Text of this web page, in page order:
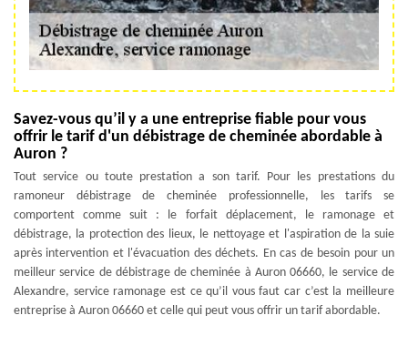
Savez-vous qu’il y a une entreprise fiable pour vous
offrir le tarif d'un débistrage de cheminée abordable à
Auron ?
Tout service ou toute prestation a son tarif. Pour les prestations du
ramoneur débistrage de cheminée professionnelle, les tarifs se
comportent comme suit : le forfait déplacement, le ramonage et
débistrage, la protection des lieux, le nettoyage et l'aspiration de la suie
après intervention et l'évacuation des déchets. En cas de besoin pour un
meilleur service de débistrage de cheminée à Auron 06660, le service de
Alexandre, service ramonage est ce qu’il vous faut car c’est la meilleure
entreprise à Auron 06660 et celle qui peut vous offrir un tarif abordable.